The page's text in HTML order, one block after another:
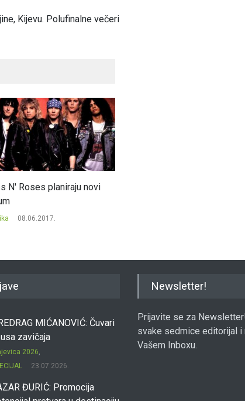
Kijevu. Polufinalne večeri
N' Roses planiraju novi
08.06.2017.
MIĆANOVIĆ: Čuvari
zavičaja
2026
23.07.2026.
ĐURIĆ: Promocija
Newsletter!
Prijavite se za
svake sedmice editorijal i
Vašem Inboxu.